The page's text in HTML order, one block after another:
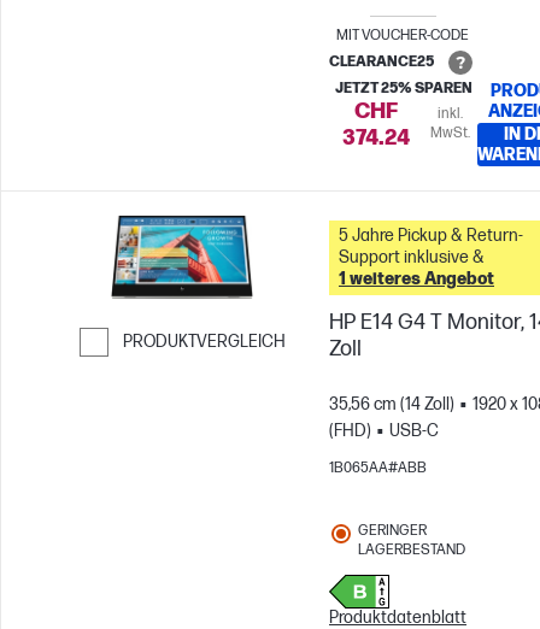
MIT VOUCHER-CODE
CLEARANCE25
JETZT 25% SPAREN
CHF
374.24
inkl.
MwSt.
IN
PRODUKTVERGLEICH
5 Jahre Pickup & Return-
Support inklusive &
1 weiteres Angebot
HP E14 G4 T Monitor,
Zoll
35,56 cm (14 Zoll)
1920 x
(FHD)
USB-C
1B065AA#ABB
GERINGER
LAGERBESTAND
Produktdatenblatt